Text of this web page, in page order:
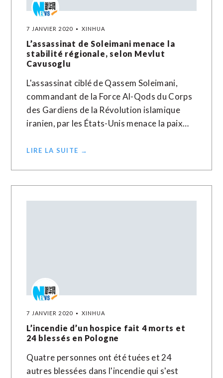
7 JANVIER 2020 XINHUA
L’assassinat de Soleimani menace la
stabilité régionale, selon Mevlut
Cavusoglu
L'assassinat ciblé de Qassem Soleimani,
commandant de la Force Al-Qods du Corps
des Gardiens de la Révolution islamique
iranien, par les États-Unis menace la paix…
LIRE LA SUITE →
7 JANVIER 2020 XINHUA
L’incendie d’un hospice fait 4 morts et
24 blessés en Pologne
Quatre personnes ont été tuées et 24
autres blessées dans l'incendie qui s'est